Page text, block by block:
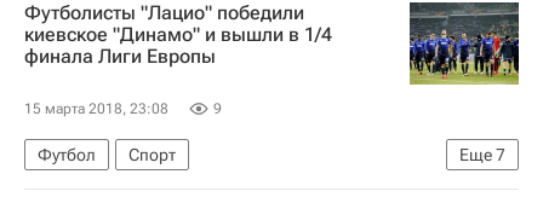
Футболисты "Лацио" победили
киевское "Динамо" и вышли в 1/4
финала Лиги Европы
15 марта 2018, 23:08 9
Еще7
Футбол
Спорт
Лига Европы УЕФА 2026-2027